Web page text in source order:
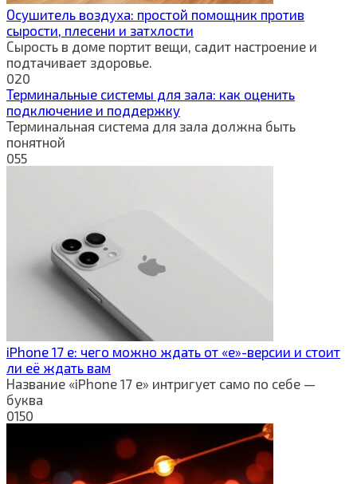
Осушитель воздуха: простой помощник против
сырости, плесени и затхлости
Сырость в доме портит вещи, садит настроение и
подтачивает здоровье.
020
Терминальные системы для зала: как оценить
подключение и поддержку
Терминальная система для зала должна быть
понятной
055
iPhone 17 e: чего можно ждать от «e»-версии и стоит
ли её ждать вам
Название «iPhone 17 e» интригует само по себе —
буква
0150